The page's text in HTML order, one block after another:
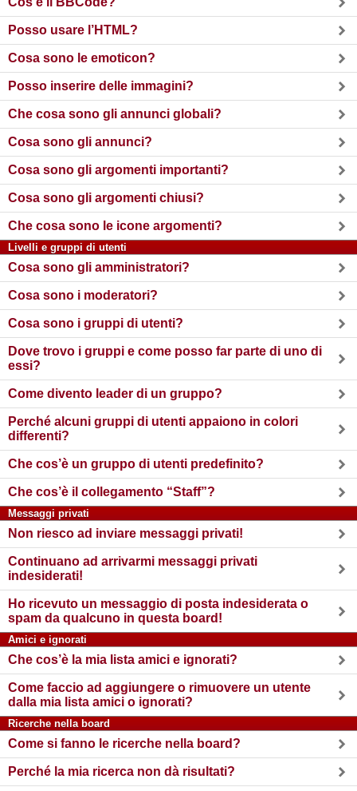
Posso usare l’HTML?
Cosa sono le emoticon?
Posso inserire delle immagini?
Che cosa sono gli annunci globali?
Cosa sono gli annunci?
Cosa sono gli argomenti importanti?
Cosa sono gli argomenti chiusi?
Che cosa sono le icone argomenti?
Livelli e gruppi di utenti
Cosa sono gli amministratori?
Cosa sono i moderatori?
Cosa sono i gruppi di utenti?
Dove trovo i gruppi e come posso far parte di uno di
essi?
Come divento leader di un gruppo?
Perché alcuni gruppi di utenti appaiono in colori
differenti?
Che cos’è un gruppo di utenti predefinito?
Che cos’è il collegamento “Staff”?
Messaggi privati
Non riesco ad inviare messaggi privati!
Continuano ad arrivarmi messaggi privati
indesiderati!
Ho ricevuto un messaggio di posta indesiderata o
spam da qualcuno in questa board!
Amici e ignorati
Che cos’è la mia lista amici e ignorati?
Come faccio ad aggiungere o rimuovere un utente
dalla mia lista amici o ignorati?
Ricerche nella board
Come si fanno le ricerche nella board?
Perché la mia ricerca non dà risultati?